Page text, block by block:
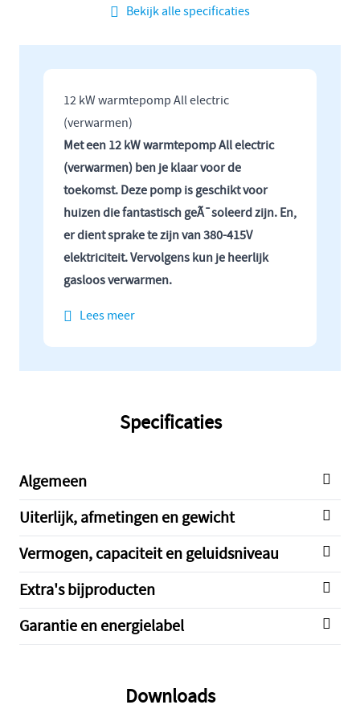
Bekijk alle specificaties
12 kW warmtepomp All electric
(verwarmen)
Met een 12 kW warmtepomp All electric
(verwarmen) ben je klaar voor de
toekomst. Deze pomp is geschikt voor
huizen die fantastisch geÃ¯soleerd zijn. En,
er dient sprake te zijn van 380-415V
elektriciteit. Vervolgens kun je heerlijk
gasloos verwarmen.
Lees meer
Specificaties
Algemeen
Uiterlijk, afmetingen en gewicht
Vermogen, capaciteit en geluidsniveau
Extra's bijproducten
Garantie en energielabel
Downloads